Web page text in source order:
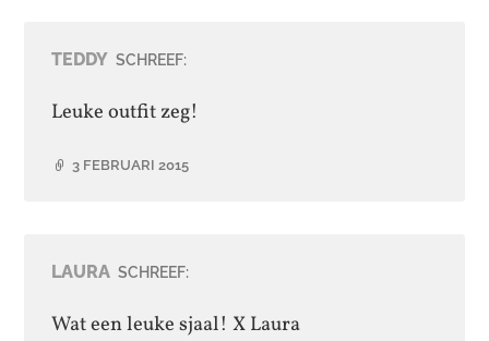
TEDDY SCHREEF:
Leuke outfit zeg!
3 FEBRUARI 2015
LAURA SCHREEF:
Wat een leuke sjaal! X Laura